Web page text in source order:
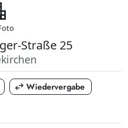
Straße 25
swap_horiz Wiedervergabe